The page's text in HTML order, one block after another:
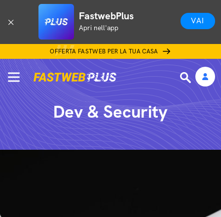
FastwebPlus
Apri nell'app
VAI
OFFERTA FASTWEB PER LA TUA CASA
Dev & Security